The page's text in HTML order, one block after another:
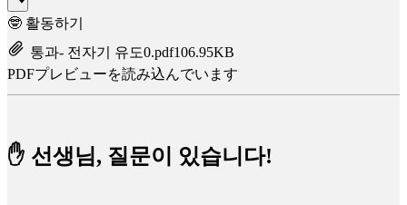
🤓 활동하기
통과- 전자기 유도0.pdf106.95KB
PDFプレビューを読み込んでいます
✋ 선생님, 질문이 있습니다!